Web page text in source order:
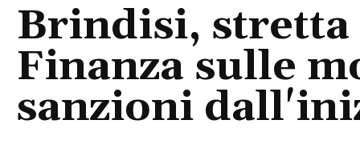
Brindisi, stretta
Finanza sulle
sanzioni